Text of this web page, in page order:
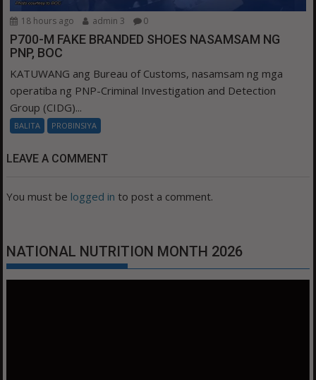
18 hours ago admin 3 0
P700-M FAKE BRANDED SHOES NASAMSAM NG
PNP, BOC
KATUWANG ang Bureau of Customs, nasamsam ng mga
operatiba ng PNP-Criminal Investigation and Detection
Group (CIDG)...
BALITA PROBINSIYA
LEAVE A COMMENT
You must be logged in to post a comment.
NATIONAL NUTRITION MONTH 2026